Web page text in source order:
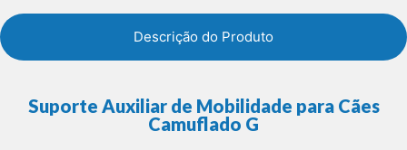
Descrição do Produto
Suporte Auxiliar de Mobilidade para Cães
Camuflado G